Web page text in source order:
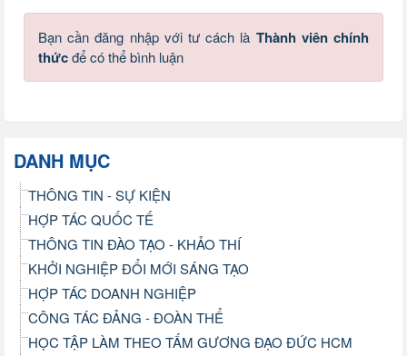
Bạn cần đăng nhập với tư cách là Thành viên chính
thứcđể có thể bình luận
DANH MỤC
THÔNG TIN - SỰ KIỆN
HỢP TÁC QUỐC TẾ
THÔNG TIN ĐÀO TẠO - KHẢO THÍ
KHỞI NGHIỆP ĐỔI MỚI SÁNG TẠO
HỢP TÁC DOANH NGHIỆP
CÔNG TÁC ĐẢNG - ĐOÀN THỂ
HỌC TẬP LÀM THEO TẤM GƯƠNG ĐẠO ĐỨC HCM